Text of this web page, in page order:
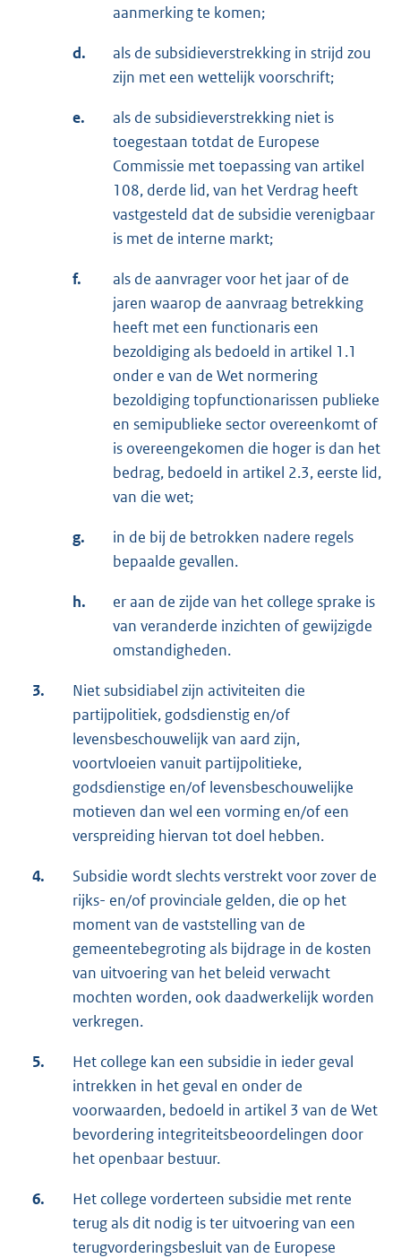
aanmerking te komen;
d.
als de subsidieverstrekking in strijd zou
zijn met een wettelijk voorschrift;
e.
als de subsidieverstrekking niet is
toegestaan totdat de Europese
Commissie met toepassing van artikel
108, derde lid, van het Verdrag heeft
vastgesteld dat de subsidie verenigbaar
is met de interne markt;
f.
als de aanvrager voor het jaar of de
jaren waarop de aanvraag betrekking
heeft met een functionaris een
bezoldiging als bedoeld in artikel 1.1
onder e van de Wet normering
bezoldiging topfunctionarissen publieke
en semipublieke sector overeenkomt of
is overeengekomen die hoger is dan het
bedrag, bedoeld in artikel 2.3, eerste lid,
van die wet;
g.
in de bij de betrokken nadere regels
bepaalde gevallen.
h.
er aan de zijde van het college sprake is
van veranderde inzichten of gewijzigde
omstandigheden.
3.
Niet subsidiabel zijn activiteiten die
partijpolitiek, godsdienstig en/of
levensbeschouwelijk van aard zijn,
voortvloeien vanuit partijpolitieke,
godsdienstige en/of levensbeschouwelijke
motieven dan wel een vorming en/of een
verspreiding hiervan tot doel hebben.
4.
Subsidie wordt slechts verstrekt voor zover de
rijks- en/of provinciale gelden, die op het
moment van de vaststelling van de
gemeentebegroting als bijdrage in de kosten
van uitvoering van het beleid verwacht
mochten worden, ook daadwerkelijk worden
verkregen.
5.
Het college kan een subsidie in ieder geval
intrekken in het geval en onder de
voorwaarden, bedoeld in artikel 3 van de Wet
bevordering integriteitsbeoordelingen door
het openbaar bestuur.
6.
Het college vorderteen subsidie met rente
terug als dit nodig is ter uitvoering van een
terugvorderingsbesluit van de Europese